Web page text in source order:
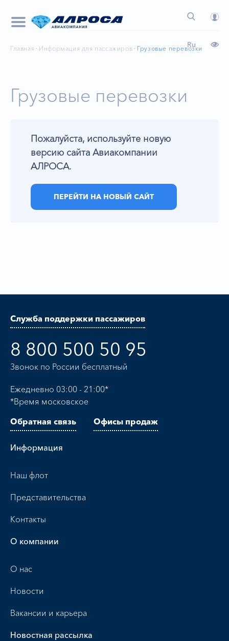
Ru
Главная Информация для пассажиров Грузовые перевозки
Грузовые перевозки
Пожалуйста, используйте новую
версию сайта Авиакомпании
АЛРОСА.
ПЕРЕЙТИ НА НОВЫЙ САЙТ
Служба поддержки пассажиров
8 800 500 50 95
Звонок по России бесплатный
Ежедневно 03:00 - 21:00*
*Время московское
Обратная связь
Офисы продаж
Информация
Наш флот
Представительства
Контакты
О компании
О нас
Новости
Вакансии и карьера
Новостная рассылка